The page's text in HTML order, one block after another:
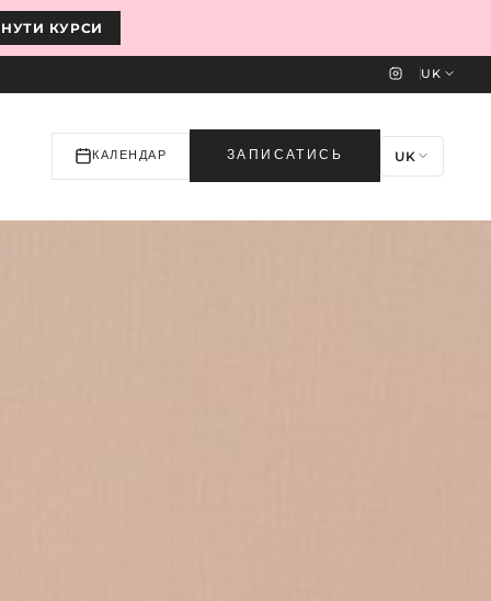
UK
КАЛЕНДАР ЗАПИСАТИСЬ UK
КУРСИ